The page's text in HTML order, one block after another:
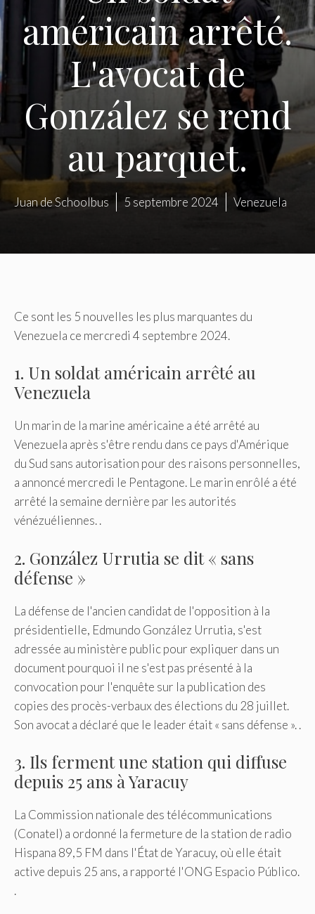
américain arrêté.
L'avocat de
González se rend
au parquet.
Juan de Schoolbus 5 septembre 2024 Venezuela
Ce sont les 5 nouvelles les plus marquantes du
Venezuela ce mercredi 4 septembre 2024.
1. Un soldat américain arrêté au
Venezuela
Un marin de la marine américaine a été arrêté au
Venezuela après s'être rendu dans ce pays d'Amérique
du Sud sans autorisation pour des raisons personnelles,
a annoncé mercredi le Pentagone. Le marin enrôlé a été
arrêté la semaine dernière par les autorités
vénézuéliennes. .
2. González Urrutia se dit « sans
défense »
La défense de l'ancien candidat de l'opposition à la
présidentielle, Edmundo González Urrutia, s'est
adressée au ministère public pour expliquer dans un
document pourquoi il ne s'est pas présenté à la
convocation pour l'enquête sur la publication des
copies des procès-verbaux des élections du 28 juillet.
Son avocat a déclaré que le leader était « sans défense ». .
3. Ils ferment une station qui diffuse
depuis 25 ans à Yaracuy
La Commission nationale des télécommunications
(Conatel) a ordonné la fermeture de la station de radio
Hispana 89,5 FM dans l'État de Yaracuy, où elle était
active depuis 25 ans, a rapporté l'ONG Espacio Público.
.